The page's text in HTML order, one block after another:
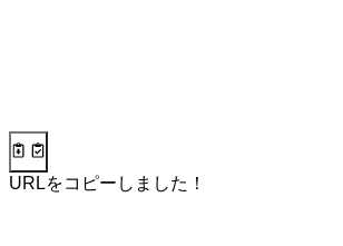
URLをコピーしました！